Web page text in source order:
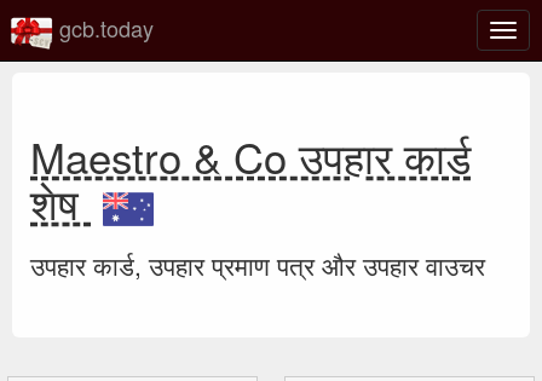
टॉगल
gcb.today
Maestro & Co उपहार कार्ड
शेष
उपहार कार्ड, उपहार प्रमाण पत्र और उपहार वाउचर